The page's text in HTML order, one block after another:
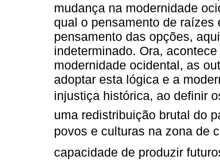
mudança na modernidade
qual o pensamento de
pensamento das opções,
indeterminado. Ora,
modernidade ocidental, as
adoptar esta lógica e a
injustiça histórica, ao definir
uma redistribuição brutal do
povos e culturas na zona de
capacidade de produzir